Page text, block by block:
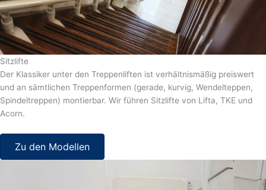
Sitzlifte
Der Klassiker unter den Treppenliften ist verhältnismäßig preiswert
und an sämtlichen Treppenformen (gerade, kurvig, Wendelteppen,
Spindeltreppen) montierbar. Wir führen Sitzlifte von Lifta, TKE und
Acorn.
Zu den Modellen